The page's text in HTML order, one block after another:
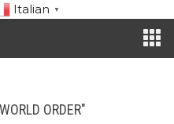
Italian ▼
ORDER"